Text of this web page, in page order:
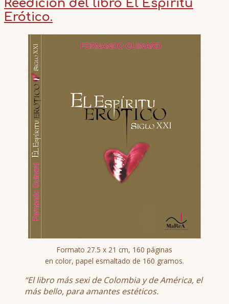
Reedición del libro El Espíritu
Erótico.
Formato 27.5 x 21 cm, 160 páginas
en color, papel esmaltado de 160 gramos.
“El libro más sexi de Colombia y de América, el
más bello, para amantes estéticos.